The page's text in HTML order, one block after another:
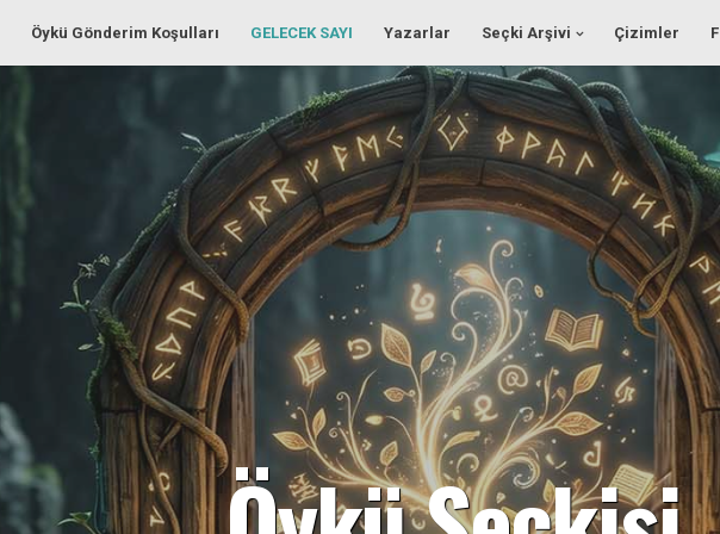
Öykü Gönderim Koşulları GELECEK SAYI Yazarlar Seçki Arşivi Çizimler